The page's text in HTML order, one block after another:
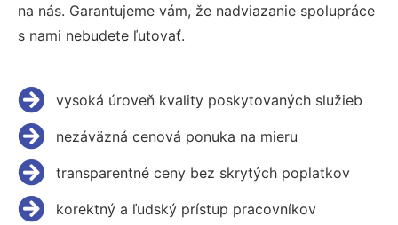
na nás. Garantujeme vám, že nadviazanie spolupráce
s nami nebudete ľutovať.
vysoká úroveň kvality poskytovaných služieb
nezáväzná cenová ponuka na mieru
transparentné ceny bez skrytých poplatkov
korektný a ľudský prístup pracovníkov